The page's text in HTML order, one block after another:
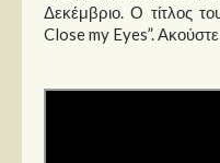
Μουσικοί
Διάφοροι
Δεκέμβριο. Ο τίτλος
Close my Eyes”.